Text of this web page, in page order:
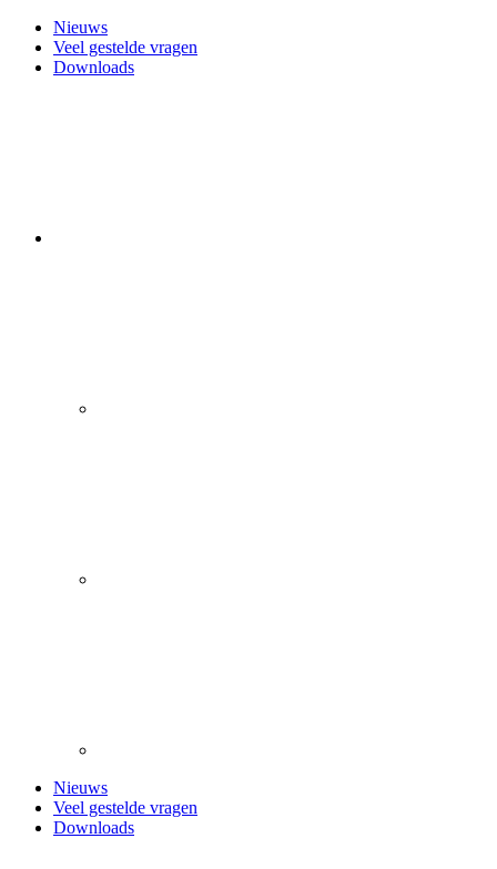
Nieuws
Veel gestelde vragen
Downloads
Nieuws
Veel gestelde vragen
Downloads